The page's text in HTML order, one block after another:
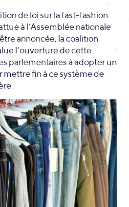
de loi sur la fast-fashion
à l’Assemblée nationale
annoncée, la coalition
l’ouverture de cette
parlementaires à adopter un
fin à ce système de